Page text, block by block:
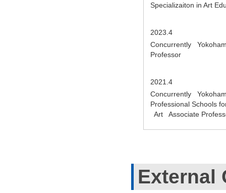
Specializaiton in Art
2023.4
Concurrently
Professor
2021.4
Concurrently
Professional Schools
Art Associate
External